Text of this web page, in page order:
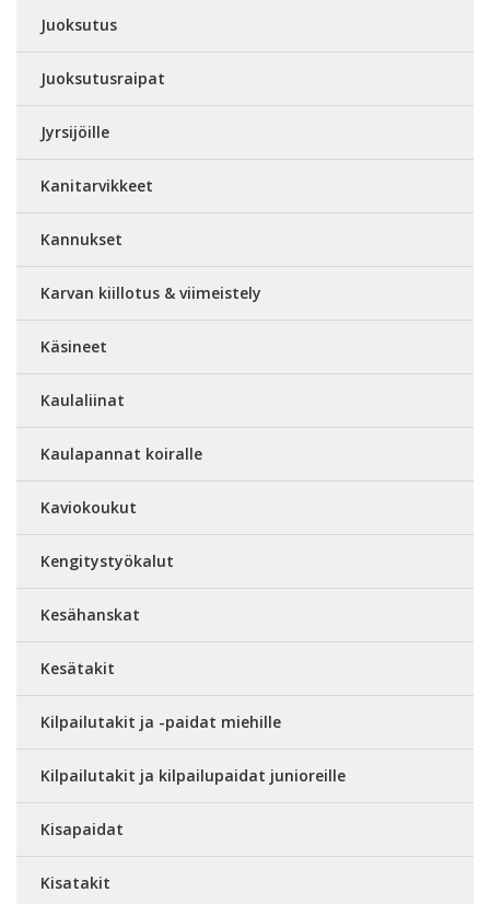
Juoksutus
Juoksutusraipat
Jyrsijöille
Kanitarvikkeet
Kannukset
Karvan kiillotus & viimeistely
Käsineet
Kaulaliinat
Kaulapannat koiralle
Kaviokoukut
Kengitystyökalut
Kesähanskat
Kesätakit
Kilpailutakit ja -paidat miehille
Kilpailutakit ja kilpailupaidat junioreille
Kisapaidat
Kisatakit